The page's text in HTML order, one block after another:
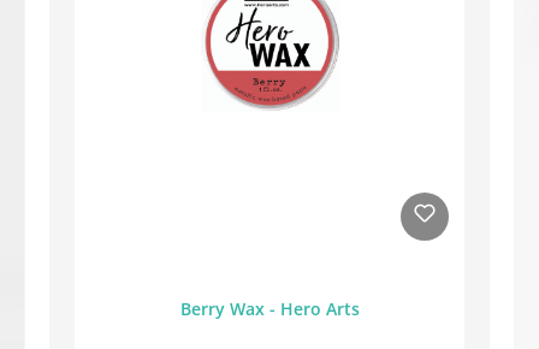
Berry Wax - Hero Arts